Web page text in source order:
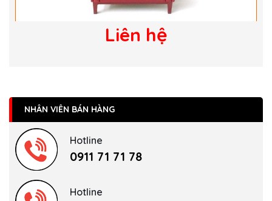
Liên hệ
NHÂN VIÊN BÁN HÀNG
Hotline
0911 71 71 78
Hotline